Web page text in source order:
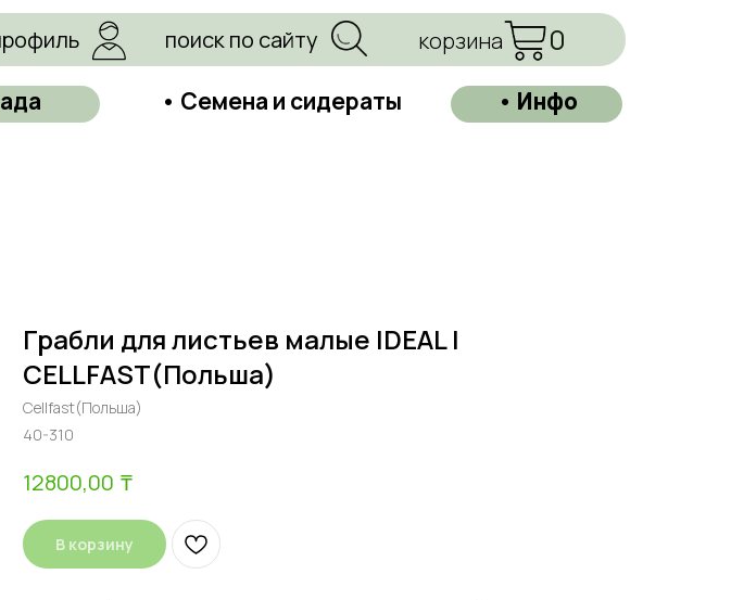
• Инфо
• Семена и сидераты
0
поиск по сайту корзина
Грабли для листьев малые IDEAL |
CELLFAST(Польша)
Cellfast(Польша)
40-310
12800,00 ₸
В корзину